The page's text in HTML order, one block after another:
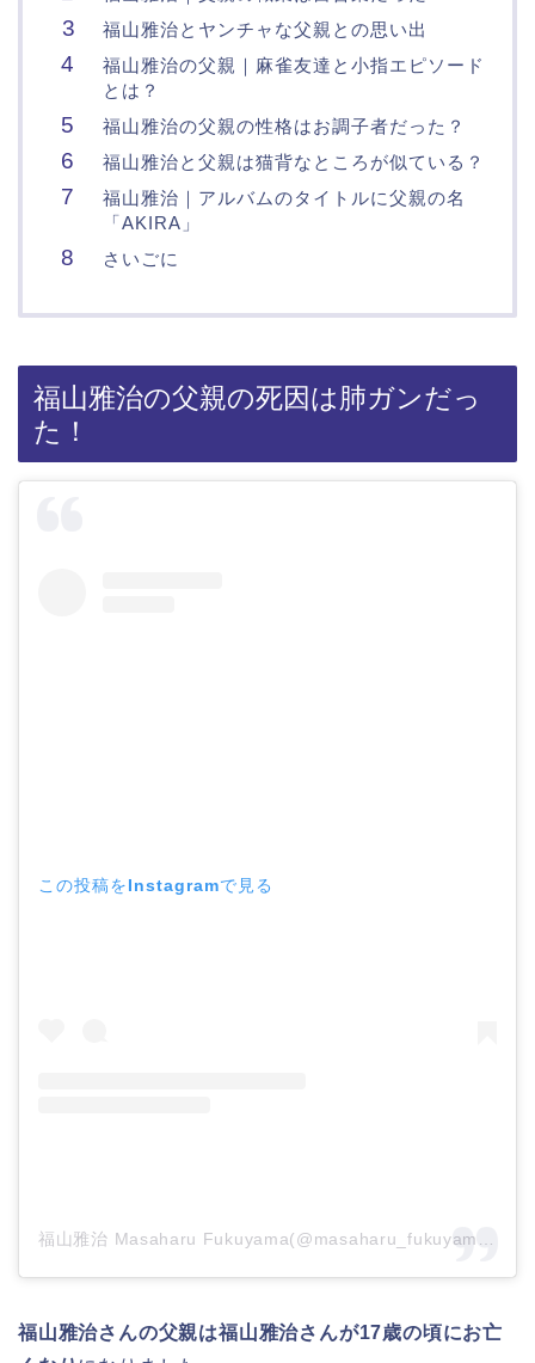
福山雅治とヤンチャな父親との思い出
福山雅治の父親｜麻雀友達と小指エピソード
とは？
福山雅治の父親の性格はお調子者だった？
福山雅治と父親は猫背なところが似ている？
福山雅治｜アルバムのタイトルに父親の名
「AKIRA」
さいごに
福山雅治の父親の死因は肺ガンだっ
た！
この投稿をInstagramで見る
福山雅治さんの父親は福山雅治さんが17歳の頃にお亡